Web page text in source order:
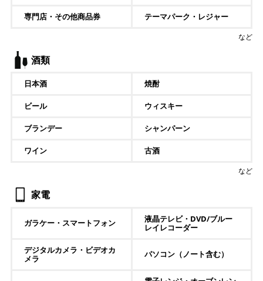
専門店・その他商品券 テーマパーク・レジャー
など
酒類
日本酒 焼酎
ビール ウィスキー
ブランデー シャンパーン
ワイン 古酒
など
家電
ガラケー・スマートフォン
液晶テレビ・DVD/ブルー
レイレコーダー
デジタルカメラ・ビデオカ
メラ
パソコン（ノート含む）